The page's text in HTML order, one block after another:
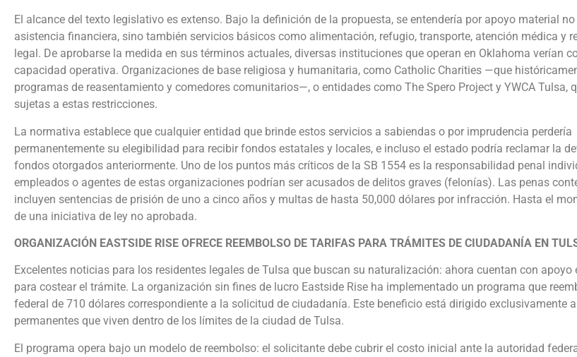
El alcance del texto legislativo es extenso. Bajo la definición de la propuesta, se entendería por apoyo material
asistencia financiera, sino también servicios básicos como alimentación, refugio, transporte, atención médica y
legal. De aprobarse la medida en sus términos actuales, diversas instituciones que operan en Oklahoma verían
capacidad operativa. Organizaciones de base religiosa y humanitaria, como Catholic Charities —que
programas de reasentamiento y comedores comunitarios—, o entidades como The Spero Project y YWCA Tulsa,
sujetas a estas restricciones.
La normativa establece que cualquier entidad que brinde estos servicios a sabiendas o por imprudencia perdería
permanentemente su elegibilidad para recibir fondos estatales y locales, e incluso el estado podría reclamar la
fondos otorgados anteriormente. Uno de los puntos más críticos de la SB 1554 es la responsabilidad penal
empleados o agentes de estas organizaciones podrían ser acusados de delitos graves (felonías). Las penas
incluyen sentencias de prisión de uno a cinco años y multas de hasta 50,000 dólares por infracción. Hasta el
de una iniciativa de ley no aprobada.
ORGANIZACIÓN EASTSIDE RISE OFRECE REEMBOLSO DE TARIFAS PARA TRÁMITES DE CIUDADANÍA EN
Excelentes noticias para los residentes legales de Tulsa que buscan su naturalización: ahora cuentan con apoyo
para costear el trámite. La organización sin fines de lucro Eastside Rise ha implementado un programa que
federal de 710 dólares correspondiente a la solicitud de ciudadanía. Este beneficio está dirigido exclusivamente
permanentes que viven dentro de los límites de la ciudad de Tulsa.
El programa opera bajo un modelo de reembolso: el solicitante debe cubrir el costo inicial ante la autoridad